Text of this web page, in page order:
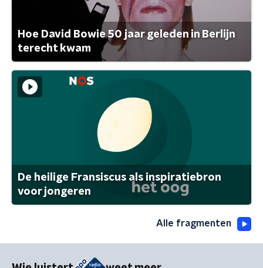
Hoe David Bowie 50 jaar geleden in Berlijn
terecht kwam
De heilige Fransiscus als inspiratiebron
voor jongeren
Alle fragmenten